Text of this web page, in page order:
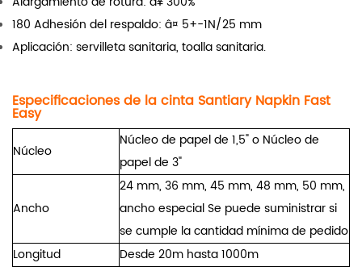
180 Adhesión del respaldo: â¤ 5+-1N/25 mm
Aplicación: servilleta sanitaria, toalla sanitaria.
Especificaciones de la cinta Santiary Napkin Fast
Easy
Núcleo
Núcleo de papel de 1,5" o Núcleo de
papel de 3"
Ancho
24 mm, 36 mm, 45 mm, 48 mm, 50 mm,
ancho especial Se puede suministrar si
se cumple la cantidad mínima de pedido
Longitud
Desde 20m hasta 1000m